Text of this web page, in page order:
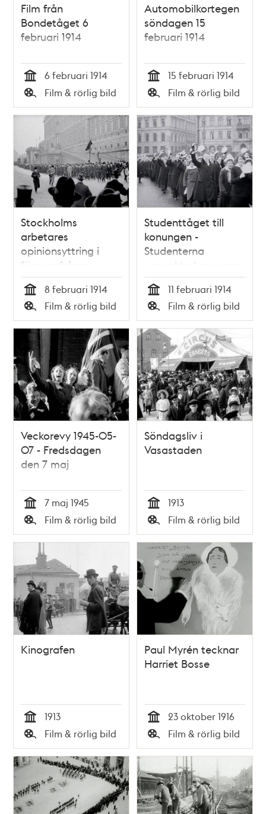
Film från
Bondetåget 6
februari 1914
Tid
6 februari 1914
Typ
Film & rörlig bild
Automobilkortegen
söndagen 15
februari 1914
Tid
15 februari 1914
Typ
Film & rörlig bild
Stockholms
arbetares
opinionsyttring i
försvarsfrågan
Tid
8 februari 1914
Typ
Film & rörlig bild
Studenttåget till
konungen -
Studenterna
uppvakta konungen
den 11 februari 1914
Tid
11 februari 1914
Typ
Film & rörlig bild
Veckorevy 1945-05-
07 - Fredsdagen
den 7 maj
Tid
7 maj 1945
Typ
Film & rörlig bild
Söndagsliv i
Vasastaden
Tid
1913
Typ
Film & rörlig bild
Kinografen
Tid
1913
Typ
Film & rörlig bild
Paul Myrén tecknar
Harriet Bosse
Tid
23 oktober 1916
Typ
Film & rörlig bild